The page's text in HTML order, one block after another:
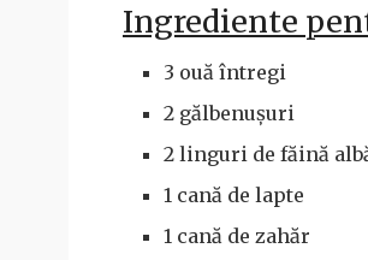
Ingrediente
3 ouă întregi
2 gălbenușuri
2 linguri de făină
1 cană de lapte
1 cană de zahăr